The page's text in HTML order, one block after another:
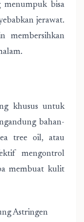
menumpuk bisa
jerawat.
membersihkan
khusus untuk
bahan-
tree oil, atau
mengontrol
membuat kulit
Astringen